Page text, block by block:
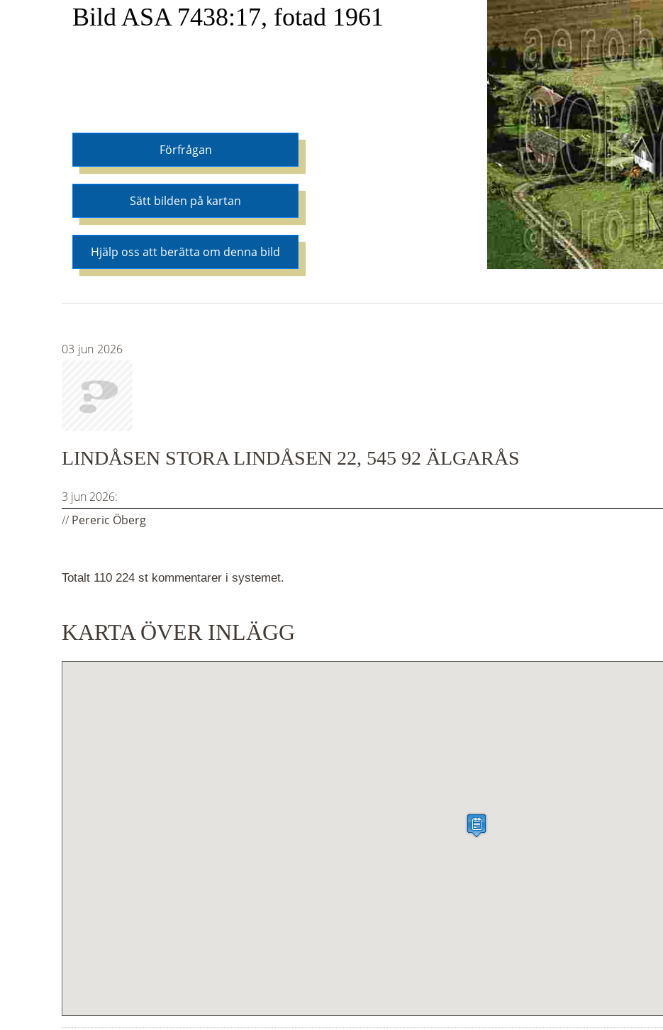
Bild ASA 7438:17, fotad 1961
Förfrågan
Sätt bilden på kartan
Hjälp oss att berätta om denna bild
Totalt 110 224 st kommentarer i systemet.
KARTA ÖVER INLÄGG
03 jun 2026
LINDÅSEN STORA LINDÅSEN 22, 545 92 ÄLGARÅS
3 jun 2026:
// Pereric Öberg